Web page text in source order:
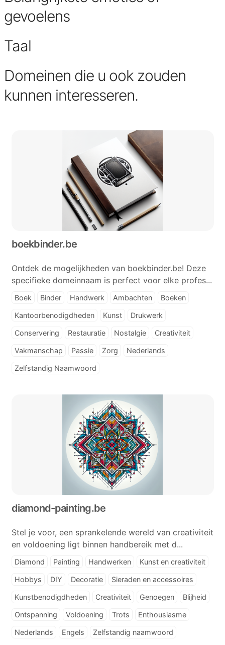
gevoelens
Taal
Domeinen die u ook zouden
kunnen interesseren.
boekbinder.be
Ontdek de mogelijkheden van boekbinder.be! Deze
specifieke domeinnaam is perfect voor elke profes...
Boek Binder Handwerk Ambachten Boeken
Kantoorbenodigdheden Kunst Drukwerk
Conservering Restauratie Nostalgie Creativiteit
Vakmanschap Passie Zorg Nederlands
Zelfstandig Naamwoord
diamond-painting.be
Stel je voor, een sprankelende wereld van creativiteit
en voldoening ligt binnen handbereik met d...
Diamond Painting Handwerken Kunst en creativiteit
Hobbys DIY Decoratie Sieraden en accessoires
Kunstbenodigdheden Creativiteit Genoegen Blijheid
Ontspanning Voldoening Trots Enthousiasme
Nederlands Engels Zelfstandig naamwoord